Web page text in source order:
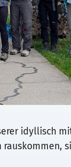
idyllisch